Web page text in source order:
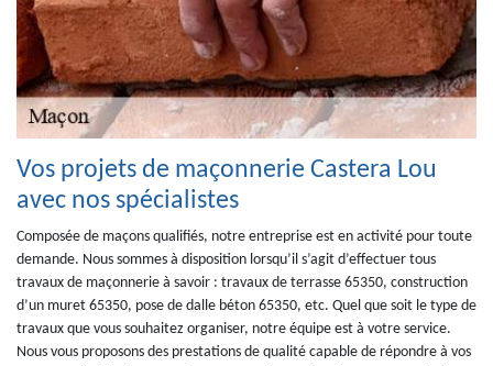
Vos projets de maçonnerie Castera Lou
avec nos spécialistes
Composée de maçons qualifiés, notre entreprise est en activité pour toute
demande. Nous sommes à disposition lorsqu’il s’agit d’effectuer tous
travaux de maçonnerie à savoir : travaux de terrasse 65350, construction
d’un muret 65350, pose de dalle béton 65350, etc. Quel que soit le type de
travaux que vous souhaitez organiser, notre équipe est à votre service.
Nous vous proposons des prestations de qualité capable de répondre à vos